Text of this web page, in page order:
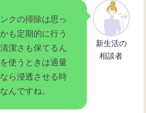
クの掃除は思っ
も定期的に行う
潔さも保てるん
使うときは適量
ら浸透させる時
んですね。
新生活の
相談者